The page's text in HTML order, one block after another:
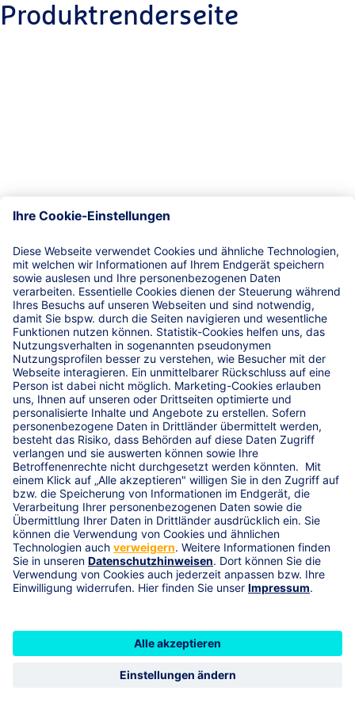
Produktrenderseite